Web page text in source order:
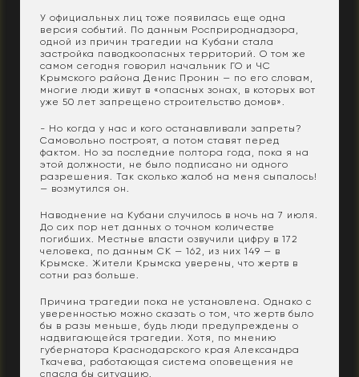
У официальных лиц тоже появилась еще одна
версия событий. По данным Росприроднадзора,
одной из причин трагедии на Кубани стала
застройка паводкоопасных территорий. О том же
самом сегодня говорил начальник ГО и ЧС
Крымского района Денис Пронин — по его словам,
многие люди живут в «опасных зонах, в которых вот
уже 50 лет запрещено строительство домов».
- Но когда у нас и кого останавливали запреты?
Самовольно построят, а потом ставят перед
фактом. Но за последние полтора года, пока я на
этой должности, не было подписано ни одного
разрешения. Так сколько жалоб на меня сыпалось!
— возмутился он.
Наводнение на Кубани случилось в ночь на 7 июля.
До сих пор нет данных о точном количестве
погибших. Местные власти озвучили цифру в 172
человека, по данным СК — 162, из них 149 — в
Крымске. Жители Крымска уверены, что жертв в
сотни раз больше.
Причина трагедии пока не установлена. Однако с
уверенностью можно сказать о том, что жертв было
бы в разы меньше, будь люди предупреждены о
надвигающейся трагедии. Хотя, по мнению
губернатора Краснодарского края Александра
Ткачева, работающая система оповещения не
спасла бы ситуацию.